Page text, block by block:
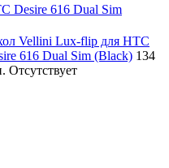
Desire 616 Dual Sim
Vellini Lux-flip для HTC
616 Dual Sim (Black) 134
Отсутствует